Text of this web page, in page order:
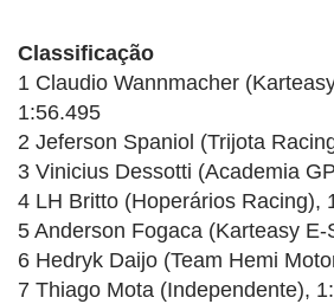
Classificação
1 Claudio Wannmacher
1:56.495
2 Jeferson Spaniol (Trijota
3 Vinicius Dessotti (Academia
4 LH Britto (Hoperários Racing),
5 Anderson Fogaca (Karteasy
6 Hedryk Daijo (Team Hemi
7 Thiago Mota (Independente),